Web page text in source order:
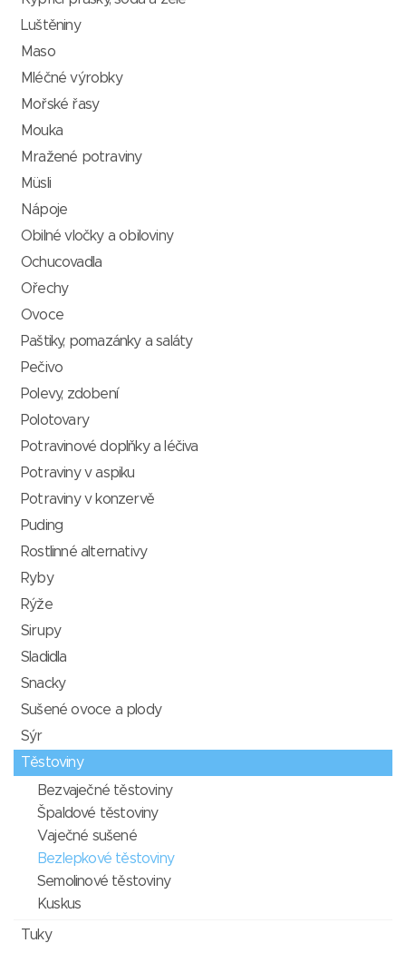
Luštěniny
Maso
Mléčné výrobky
Mořské řasy
Mouka
Mražené potraviny
Müsli
Nápoje
Obilné vločky a obiloviny
Ochucovadla
Ořechy
Ovoce
Paštiky, pomazánky a saláty
Pečivo
Polevy, zdobení
Polotovary
Potravinové doplňky a léčiva
Potraviny v aspiku
Potraviny v konzervě
Puding
Rostlinné alternativy
Ryby
Rýže
Sirupy
Sladidla
Snacky
Sušené ovoce a plody
Sýr
Těstoviny
Bezvaječné těstoviny
Špaldové těstoviny
Vaječné sušené
Bezlepkové těstoviny
Semolinové těstoviny
Kuskus
Tuky